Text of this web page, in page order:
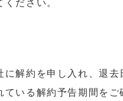
ださい。
解約を申し入れ、退去
いる解約予告期間を